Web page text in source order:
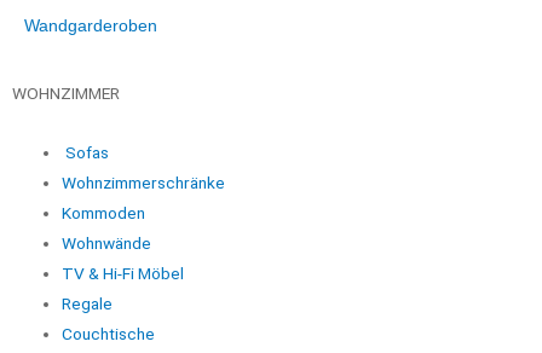
Wandgarderoben
WOHNZIMMER
Sofas
Wohnzimmerschränke
Kommoden
Wohnwände
TV & Hi-Fi Möbel
Regale
Couchtische